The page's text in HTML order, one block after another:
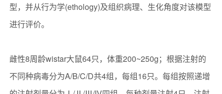
型，并从行为学(ethology)及组织病理、生化角度对该模型
进行评价。
雌性8周龄wistar大鼠64只，体重200~250g；根据注射的
不同种病毒分为A/B/C/D共4组，每组16只。每组按照递增